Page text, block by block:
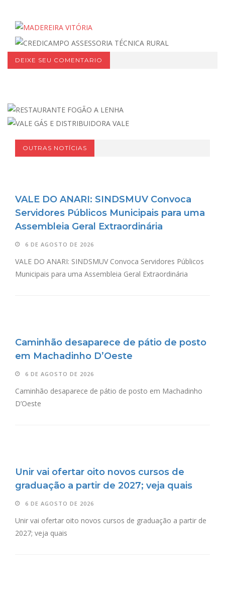
DEIXE SEU COMENTARIO
OUTRAS NOTÍCIAS
VALE DO ANARI: SINDSMUV Convoca
Servidores Públicos Municipais para uma
Assembleia Geral Extraordinária
6 DE AGOSTO DE 2026
VALE DO ANARI: SINDSMUV Convoca Servidores Públicos
Municipais para uma Assembleia Geral Extraordinária
Caminhão desaparece de pátio de posto
em Machadinho D’Oeste
6 DE AGOSTO DE 2026
Caminhão desaparece de pátio de posto em Machadinho
D’Oeste
Unir vai ofertar oito novos cursos de
graduação a partir de 2027; veja quais
6 DE AGOSTO DE 2026
Unir vai ofertar oito novos cursos de graduação a partir de
2027; veja quais